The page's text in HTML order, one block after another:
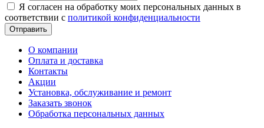
Я согласен на обработку моих персональных данных в
соответствии с политикой конфиденциальности
Отправить
О компании
Оплата и доставка
Контакты
Акции
Установка, обслуживание и ремонт
Заказать звонок
Обработка персональных данных